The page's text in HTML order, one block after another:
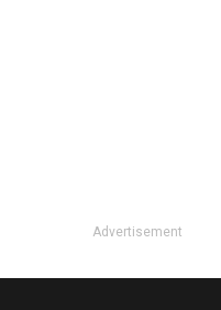
Advertisement